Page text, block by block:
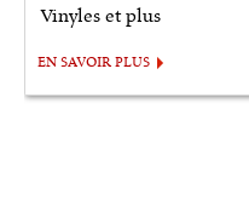
Vinyles et plus
EN SAVOIR PLUS